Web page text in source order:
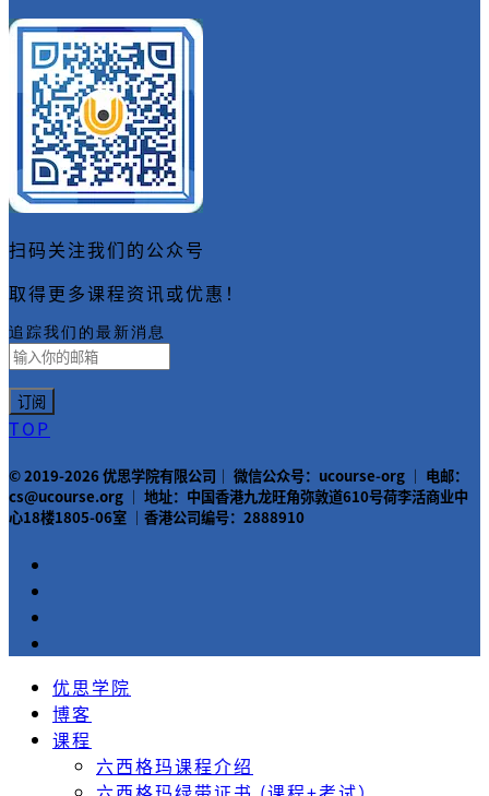
扫码关注我们的公众号
取得更多课程资讯或优惠！
追踪我们的最新消息
TOP
© 2019-2026 优思学院有限公司｜ 微信公众号：ucourse-org ｜ 电邮：
cs@ucourse.org ｜ 地址：中国香港九龙旺角弥敦道610号荷李活商业中
心18楼1805-06室 ｜香港公司编号：2888910
优思学院
博客
课程
六西格玛课程介绍